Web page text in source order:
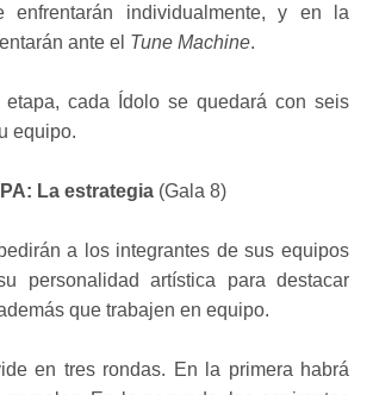
enfrentarán individualmente, y en la
ante el Tune Machine.
cada Ídolo se quedará con seis
equipo.
La estrategia (Gala 8)
a los integrantes de sus equipos
personalidad artística para destacar
que trabajen en equipo.
en tres rondas. En la primera habrá